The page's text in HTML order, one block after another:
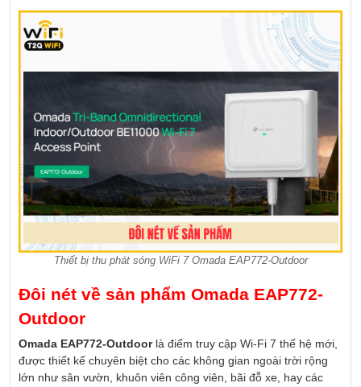
Thiết bị thu phát sóng WiFi 7 Omada EAP772-Outdoor
Đôi nét về sản phẩm Omada EAP772-
Outdoor
Omada EAP772-Outdoorlà điểm truy cập Wi-Fi 7 thế hệ mới,
được thiết kế chuyên biệt cho các không gian ngoài trời rộng
lớn như sân vườn, khuôn viên công viên, bãi đỗ xe, hay các